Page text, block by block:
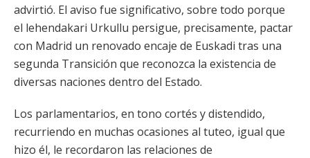
advirtió. El aviso fue significativo, sobre todo porque
el lehendakari Urkullu persigue, precisamente, pactar
con Madrid un renovado encaje de Euskadi tras una
segunda Transición que reconozca la existencia de
diversas naciones dentro del Estado.
Los parlamentarios, en tono cortés y distendido,
recurriendo en muchas ocasiones al tuteo, igual que
hizo él, le recordaron las relaciones de